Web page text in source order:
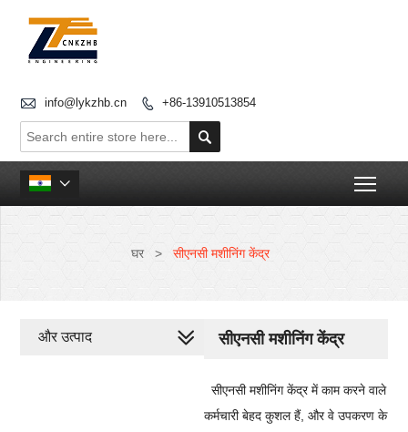
 info@lykzhb.cn  +86-13910513854


घर > सीएनसी मशीनिंग केंद्र
सीएनसी मशीनिंग केंद्र
सीएनसी मशीनिंग केंद्र में काम करने वाले
कर्मचारी बेहद कुशल हैं, और वे उपकरण के
और उत्पाद